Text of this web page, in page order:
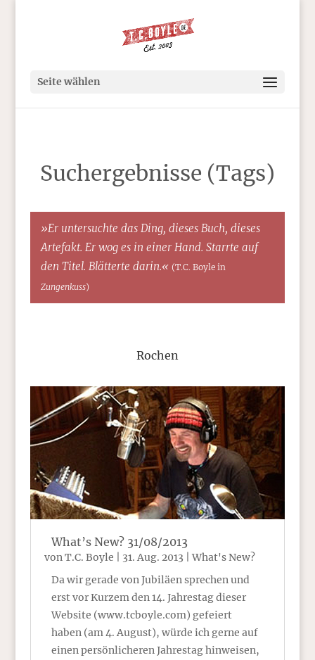
Seite wählen
Suchergebnisse (Tags)
»Er untersuchte das Ding, dieses Buch, dieses
Artefakt. Er wog es in einer Hand. Starrte auf
den Titel. Blätterte darin.« (T.C. Boyle in
Zungenkuss)
Rochen
What’s New? 31/08/2013
vonT.C. Boyle 31. Aug. 2013 |What's New?
Da wir gerade von Jubiläen sprechen und
erst vor Kurzem den 14. Jahrestag dieser
Website (www.tcboyle.com) gefeiert
haben (am 4. August), würde ich gerne auf
einen persönlicheren Jahrestag hinweisen,